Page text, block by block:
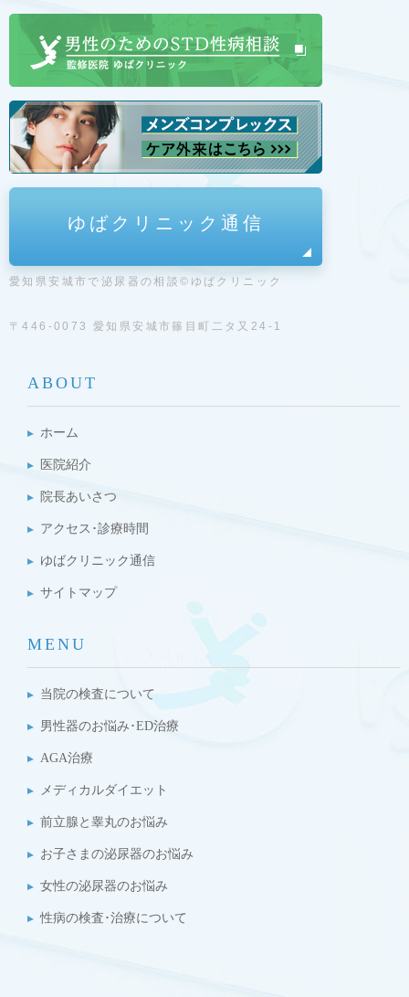
ゆばクリニック通信
愛知県安城市で泌尿器の相談©ゆばクリニック
〒446-0073 愛知県安城市篠目町二タ又24-1
ABOUT
ホーム
医院紹介
院長あいさつ
アクセス･診療時間
ゆばクリニック通信
サイトマップ
MENU
当院の検査について
男性器のお悩み･ED治療
AGA治療
メディカルダイエット
前立腺と睾丸のお悩み
お子さまの泌尿器のお悩み
女性の泌尿器のお悩み
性病の検査･治療について